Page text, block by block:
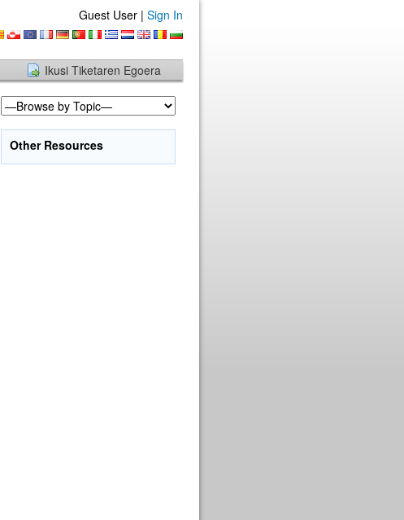
Guest User | Sign In
Ikusi Tiketaren Egoera
Other Resources